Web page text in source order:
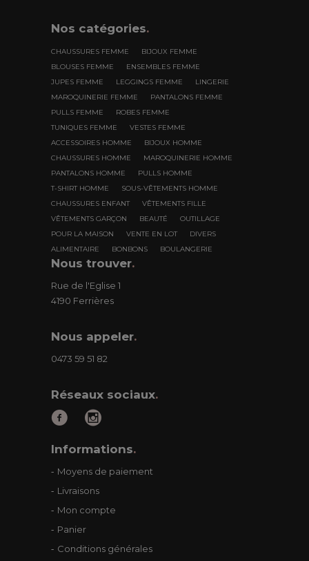
Nos catégories.
CHAUSSURES FEMME
BIJOUX FEMME
BLOUSES FEMME
ENSEMBLES FEMME
JUPES FEMME
LEGGINGS FEMME
LINGERIE
MAROQUINERIE FEMME
PANTALONS FEMME
PULLS FEMME
ROBES FEMME
TUNIQUES FEMME
VESTES FEMME
ACCESSOIRES HOMME
BIJOUX HOMME
CHAUSSURES HOMME
MAROQUINERIE HOMME
PANTALONS HOMME
PULLS HOMME
T-SHIRT HOMME
SOUS-VÊTEMENTS HOMME
CHAUSSURES ENFANT
VÊTEMENTS FILLE
VÊTEMENTS GARÇON
BEAUTÉ
OUTILLAGE
POUR LA MAISON
VENTE EN LOT
DIVERS
ALIMENTAIRE
BONBONS BOULANGERIE
Nous trouver.
Rue de l'Eglise 1
4190 Ferrières
Nous appeler.
0473 59 51 82
Réseaux sociaux.
Informations.
Moyens de paiement
Livraisons
Mon compte
Panier
Conditions générales